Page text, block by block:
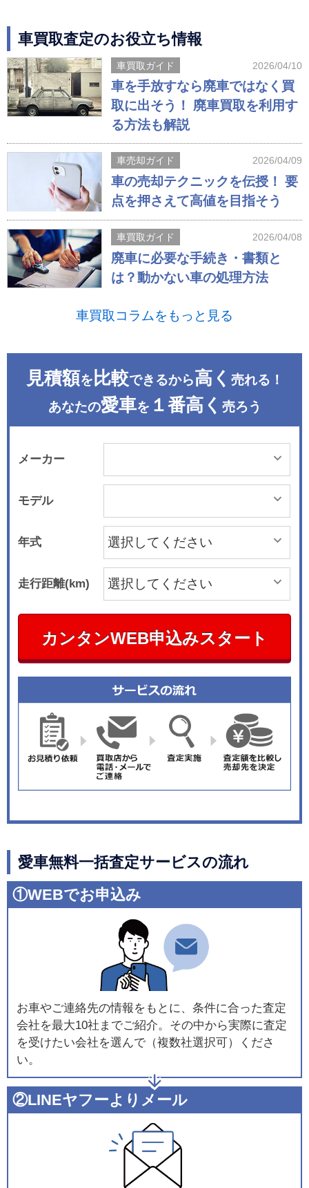
車買取査定のお役立ち情報
車買取ガイド 2026/04/10
車を手放すなら廃車ではなく買
取に出そう！ 廃車買取を利用す
る方法も解説
車売却ガイド 2026/04/09
車の売却テクニックを伝授！ 要
点を押さえて高値を目指そう
車買取ガイド 2026/04/08
廃車に必要な手続き・書類と
は？動かない車の処理方法
車買取コラムをもっと見る
見積額を 比較できるから高く 売れる！
あなたの愛車を １番高く 売ろう
メーカー
モデル
年式
走行距離(km)
カンタンWEB申込みスタート
愛車無料一括査定サービスの流れ
①WEBでお申込み
お車やご連絡先の情報をもとに、条件に合った査定
会社を最大10社までご紹介。その中から実際に査定
を受けたい会社を選んで（複数社選択可）くださ
い。
②LINEヤフーよりメール